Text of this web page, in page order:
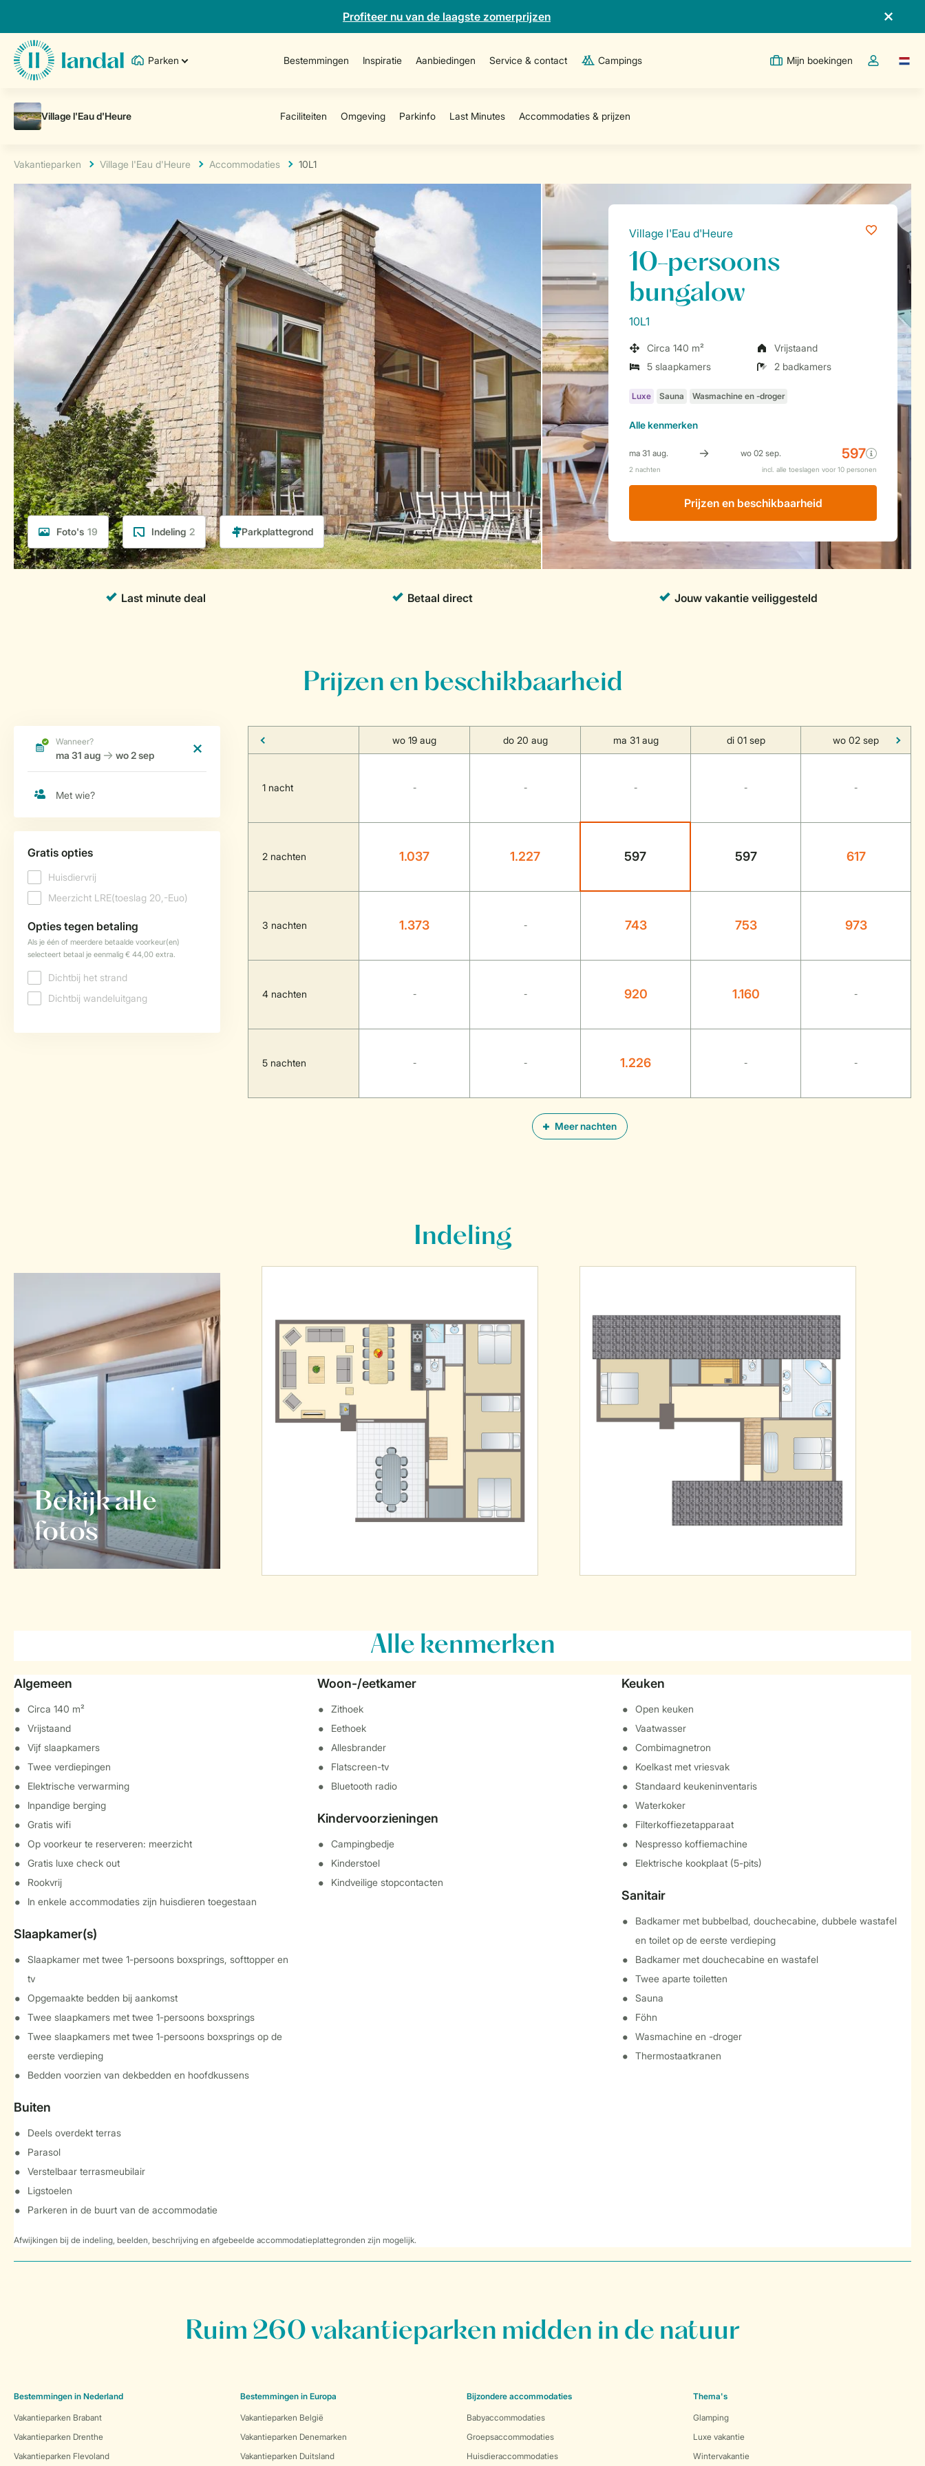
Profiteer nu van de laagste zomerprijzen
Parken Bestemmingen Inspiratie Aanbiedingen Service & contact Campings Mijn boekingen
Open deTaal
Vakantieparken Village l'Eau d'Heure Accommodaties 10L1
Foto's 19 Indeling 2
Village l'Eau d'Heure
10-persoons
bungalow
10L1
Circa 140 m²
Vrijstaand
5 slaapkamers
2 badkamers
Allekenmerken
Prijzen en beschikbaarheid
Prijzen en beschikbaarheid
Meer nachten
wo 19 aug do 20 aug ma 31 aug di 01 sep wo 02 sep
1 nacht - - - - -
2 nachten 1.037 1.227 597 597 617
3 nachten 1.373 - 743 753 973
4 nachten - - 920 1.160 -
5 nachten - - 1.226 - -
Indeling
Bekijk alle
foto's
Alle kenmerken
Algemeen
Circa 140 m²
Vrijstaand
Vijf slaapkamers
Twee verdiepingen
Elektrische verwarming
Inpandige berging
Gratis wifi
Op voorkeur te reserveren: meerzicht
Gratis luxe check out
Rookvrij
In enkele accommodaties zijn huisdieren toegestaan
Slaapkamer(s)
Slaapkamer met twee 1-persoons boxsprings, softtopper en
tv
Opgemaakte bedden bij aankomst
Twee slaapkamers met twee 1-persoons boxsprings
Twee slaapkamers met twee 1-persoons boxsprings op de
eerste verdieping
Bedden voorzien van dekbedden en hoofdkussens
Buiten
Deels overdekt terras
Parasol
Verstelbaar terrasmeubilair
Ligstoelen
Parkeren in de buurt van de accommodatie
Woon-/eetkamer
Zithoek
Eethoek
Allesbrander
Flatscreen-tv
Bluetooth radio
Kindervoorzieningen
Campingbedje
Kinderstoel
Kindveilige stopcontacten
Keuken
Open keuken
Vaatwasser
Combimagnetron
Koelkast met vriesvak
Standaard keukeninventaris
Waterkoker
Filterkoffiezetapparaat
Nespresso koffiemachine
Elektrische kookplaat (5-pits)
Sanitair
Badkamer met bubbelbad, douchecabine, dubbele wastafel
en toilet op de eerste verdieping
Badkamer met douchecabine en wastafel
Twee aparte toiletten
Sauna
Föhn
Wasmachine en -droger
Thermostaatkranen
Afwijkingen bij de indeling, beelden, beschrijving en afgebeelde accommodatieplattegronden zijn mogelijk.
Ruim 260 vakantieparken midden in de natuur
Bestemmingen in Nederland
Vakantieparken Brabant
Vakantieparken Drenthe
Vakantieparken Flevoland
Bestemmingen in Europa
Vakantieparken België
Vakantieparken Denemarken
Vakantieparken Duitsland
Bijzondere accommodaties
Babyaccommodaties
Groepsaccommodaties
Huisdieraccommodaties
Thema's
Glamping
Luxe vakantie
Wintervakantie